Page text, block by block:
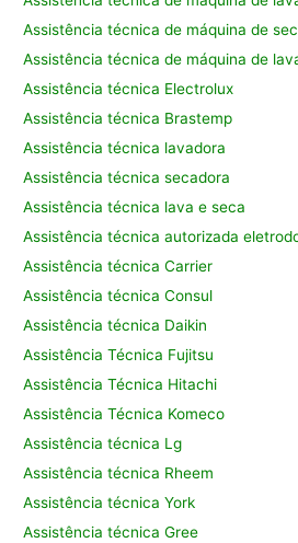
Assistência técnica de máquina de
Assistência técnica de máquina de
Assistência técnica Electrolux
Assistência técnica Brastemp
Assistência técnica lavadora
Assistência técnica secadora
Assistência técnica lava e seca
Assistência técnica autorizada
Assistência técnica Carrier
Assistência técnica Consul
Assistência técnica Daikin
Assistência Técnica Fujitsu
Assistência Técnica Hitachi
Assistência Técnica Komeco
Assistência técnica Lg
Assistência técnica Rheem
Assistência técnica York
Assistência técnica Gree